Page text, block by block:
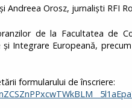
Orosz, jurnaliști RFI
de la Facultatea de
Integrare Europeană,
formularului de înscriere: